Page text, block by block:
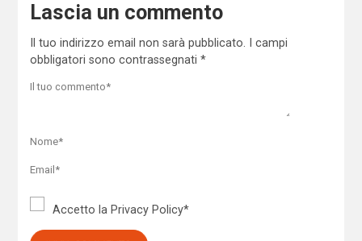
Lascia un commento
Il tuo indirizzo email non sarà pubblicato.
I campi
obbligatori sono contrassegnati *
Accetto la Privacy Policy*